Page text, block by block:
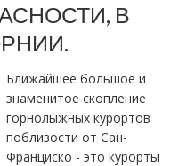
В
Ближайшее большое и
знаменитое скопление
горнолыжных курортов
поблизости от Сан-
Франциско - это курорты